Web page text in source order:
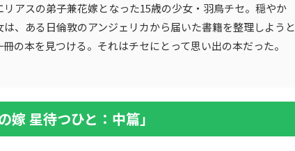
リアスの弟子兼花嫁となった15歳の少女・羽鳥チセ。穏やか
、ある日倫敦のアンジェリカから届いた書籍を整理しようと
の本を見つける。それはチセにとって思い出の本だった。
嫁 星待つひと：中篇」